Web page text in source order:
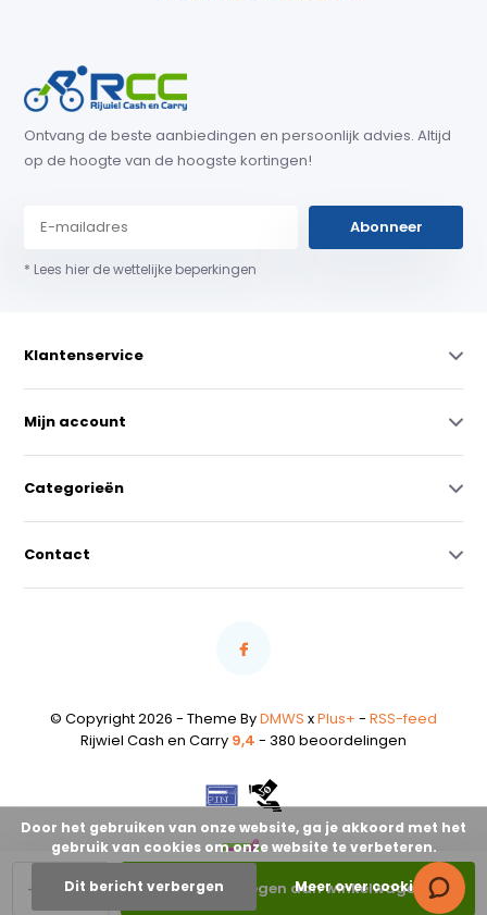
+
- Toevoegen aan winkelwagen
Ontvang de beste aanbiedingen en persoonlijk advies. Altijd
op de hoogte van de hoogste kortingen!
Abonneer
* Lees hier de wettelijke beperkingen
Klantenservice
Mijn account
Categorieën
Contact
© Copyright 2026 - Theme ByDMWS xPlus+ - RSS-feed
Rijwiel Cash en Carry 9,4 - 380 beoordelingen
Door het gebruiken van onze website, ga je akkoord met het
gebruik van cookies om onze website te verbeteren.
Dit bericht verbergen Meer over cookies »